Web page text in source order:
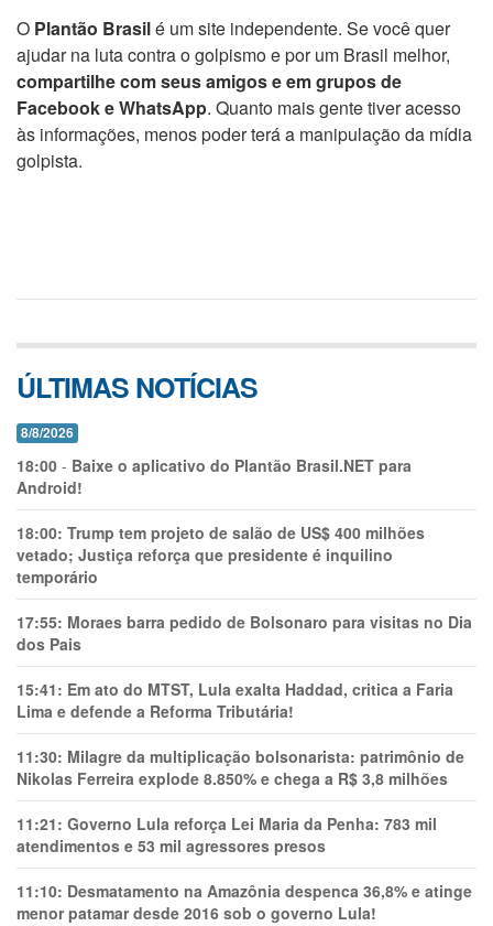
O Plantão Brasilé um site independente. Se você quer
ajudar na luta contra o golpismo e por um Brasil melhor,
compartilhe com seus amigos e em grupos de
Facebook e WhatsApp. Quanto mais gente tiver acesso
às informações, menos poder terá a manipulação da mídia
golpista.
ÚLTIMAS NOTÍCIAS
8/8/2026
18:00 - Baixe o aplicativo do Plantão Brasil.NET para
Android!
18:00: Trump tem projeto de salão de US$ 400 milhões
vetado; Justiça reforça que presidente é inquilino
temporário
17:55: Moraes barra pedido de Bolsonaro para visitas no Dia
dos Pais
15:41: Em ato do MTST, Lula exalta Haddad, critica a Faria
Lima e defende a Reforma Tributária!
11:30: Milagre da multiplicação bolsonarista: patrimônio de
Nikolas Ferreira explode 8.850% e chega a R$ 3,8 milhões
11:21: Governo Lula reforça Lei Maria da Penha: 783 mil
atendimentos e 53 mil agressores presos
11:10: Desmatamento na Amazônia despenca 36,8% e atinge
menor patamar desde 2016 sob o governo Lula!